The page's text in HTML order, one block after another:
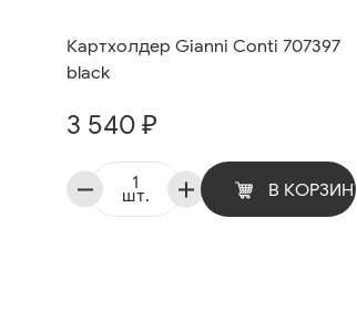
Картхолдер Gianni Conti 707397
black
3 540 ₽
шт. В КОРЗИНУ